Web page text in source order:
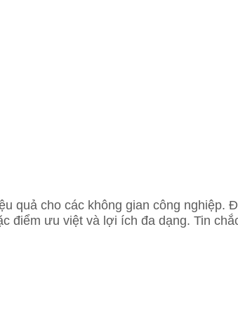
quả cho các không gian công nghiệp.
điểm ưu việt và lợi ích đa dạng. Tin